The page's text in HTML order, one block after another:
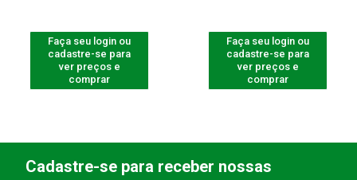
Faça seu login ou
cadastre-se para
ver preços e
comprar
Faça seu login ou
cadastre-se para
ver preços e
comprar
Cadastre-se para receber nossas